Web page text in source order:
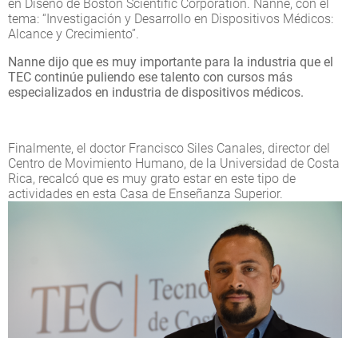
en Diseño de Boston Scientific Corporation. Nanne, con el
tema: “Investigación y Desarrollo en Dispositivos Médicos:
Alcance y Crecimiento”.
Nanne dijo que es muy importante para la industria que el
TEC continúe puliendo ese talento con cursos más
especializados en industria de dispositivos médicos.
Finalmente, el doctor Francisco Siles Canales, director del
Centro de Movimiento Humano, de la Universidad de Costa
Rica, recalcó que es muy grato estar en este tipo de
actividades en esta Casa de Enseñanza Superior.